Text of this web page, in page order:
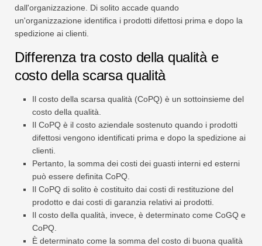
dall'organizzazione. Di solito accade quando
un'organizzazione identifica i prodotti difettosi prima e dopo la
spedizione ai clienti.
Differenza tra costo della qualità e
costo della scarsa qualità
Il costo della scarsa qualità (CoPQ) è un sottoinsieme del
costo della qualità.
Il CoPQ è il costo aziendale sostenuto quando i prodotti
difettosi vengono identificati prima e dopo la spedizione ai
clienti.
Pertanto, la somma dei costi dei guasti interni ed esterni
può essere definita CoPQ.
Il CoPQ di solito è costituito dai costi di restituzione del
prodotto e dai costi di garanzia relativi ai prodotti.
Il costo della qualità, invece, è determinato come CoGQ e
CoPQ.
È determinato come la somma del costo di buona qualità